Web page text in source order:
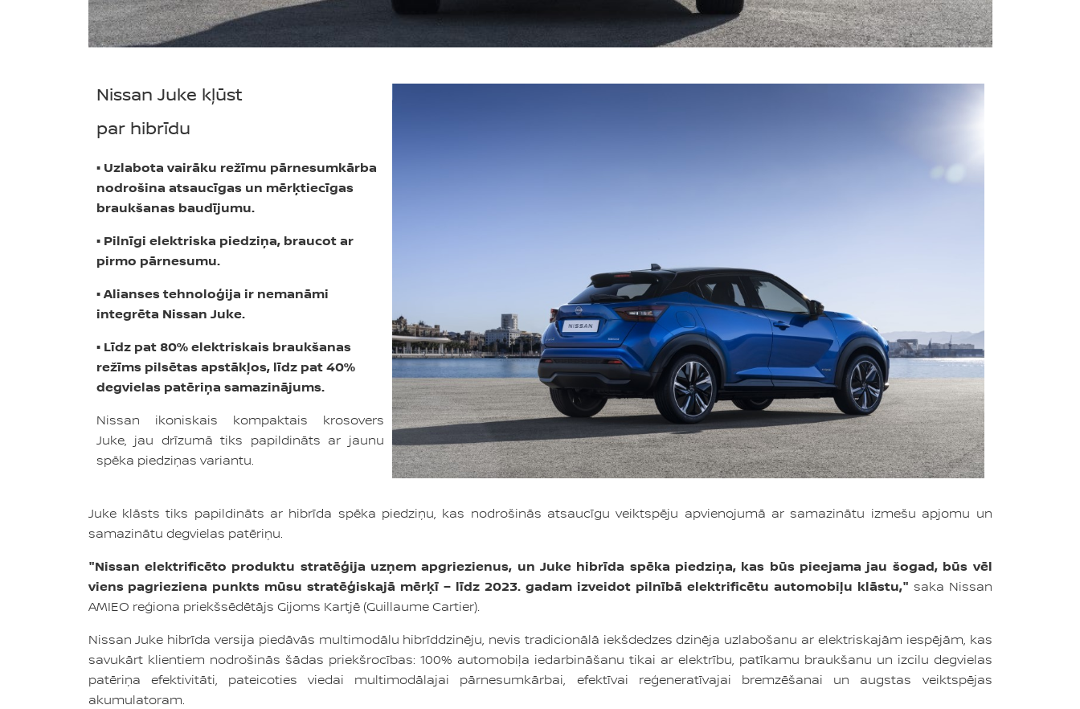
Nissan Juke kļūst
par hibrīdu
• Uzlabota vairāku režīmu pārnesumkārba
nodrošina atsaucīgas un mērķtiecīgas
braukšanas baudījumu.
• Pilnīgi elektriska piedziņa, braucot ar
pirmo pārnesumu.
• Alianses tehnoloģija ir nemanāmi
integrēta Nissan Juke.
• Līdz pat 80% elektriskais braukšanas
režīms pilsētas apstākļos, līdz pat 40%
degvielas patēriņa samazinājums.
Nissan ikoniskais kompaktais krosovers
Juke, jau drīzumā tiks papildināts ar jaunu
spēka piedziņas variantu.
Juke klāsts tiks papildināts ar hibrīda spēka piedziņu, kas nodrošinās atsaucīgu veiktspēju apvienojumā ar samazinātu izmešu apjomu un
samazinātu degvielas patēriņu.
"Nissan elektrificēto produktu stratēģija uzņem apgriezienus, un Juke hibrīda spēka piedziņa, kas būs pieejama jau šogad, būs vēl
viens pagrieziena punkts mūsu stratēģiskajā mērķī – līdz 2023. gadam izveidot pilnībā elektrificētu automobiļu klāstu," saka Nissan
AMIEO reģiona priekšsēdētājs Gijoms Kartjē (Guillaume Cartier).
Nissan Juke hibrīda versija piedāvās multimodālu hibrīddzinēju, nevis tradicionālā iekšdedzes dzinēja uzlabošanu ar elektriskajām iespējām, kas
savukārt klientiem nodrošinās šādas priekšrocības: 100% automobiļa iedarbināšanu tikai ar elektrību, patīkamu braukšanu un izcilu degvielas
patēriņa efektivitāti, pateicoties viedai multimodālajai pārnesumkārbai, efektīvai reģeneratīvajai bremzēšanai un augstas veiktspējas
akumulatoram.